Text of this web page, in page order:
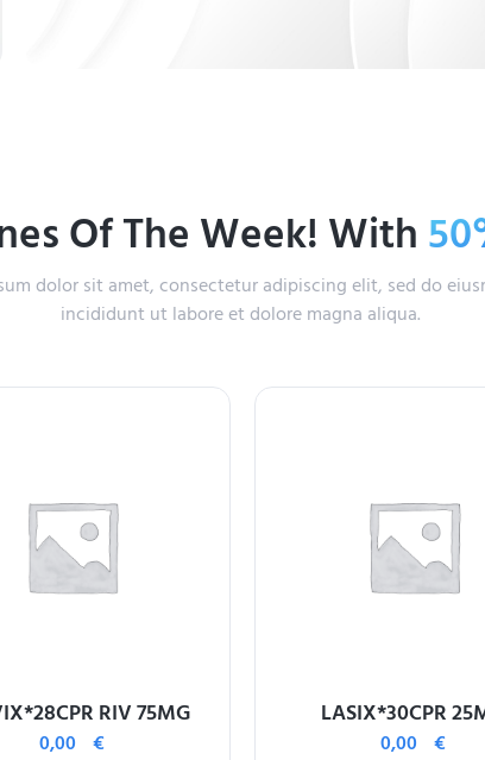
Of The Week! With
dolor sit amet, consectetur adipiscing elit, sed do
incididunt ut labore et dolore magna aliqua.
RIV 75MG
0,00 €
LASIX*30CPR
0,00€